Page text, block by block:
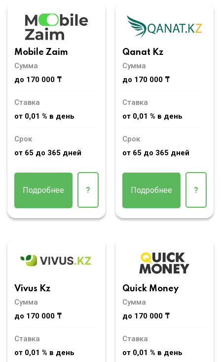
Mobile Zaim
Сумма
до 170 000 ₸
Ставка
от 0,01 % в день
Срок
от 65 до 365 дней
Подробнее ?
Qanat Kz
Сумма
до 170 000 ₸
Ставка
от 0,01 % в день
Срок
от 65 до 365 дней
Подробнее ?
Vivus Kz
Сумма
до 170 000 ₸
Ставка
от 0,01 % в день
Quick Money
Сумма
до 170 000 ₸
Ставка
от 0,01 % в день